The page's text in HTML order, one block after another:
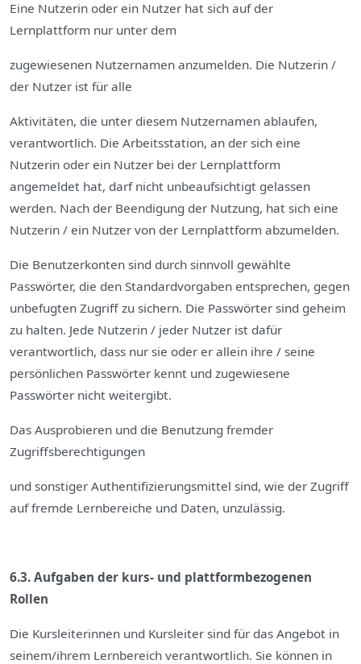
Eine Nutzerin oder ein Nutzer hat sich auf der
Lernplattform nur unter dem
zugewiesenen Nutzernamen anzumelden. Die Nutzerin /
der Nutzer ist für alle
Aktivitäten, die unter diesem Nutzernamen ablaufen,
verantwortlich. Die Arbeitsstation, an der sich eine
Nutzerin oder ein Nutzer bei der Lernplattform
angemeldet hat, darf nicht unbeaufsichtigt gelassen
werden. Nach der Beendigung der Nutzung, hat sich eine
Nutzerin / ein Nutzer von der Lernplattform abzumelden.
Die Benutzerkonten sind durch sinnvoll gewählte
Passwörter, die den Standardvorgaben entsprechen, gegen
unbefugten Zugriff zu sichern. Die Passwörter sind geheim
zu halten. Jede Nutzerin / jeder Nutzer ist dafür
verantwortlich, dass nur sie oder er allein ihre / seine
persönlichen Passwörter kennt und zugewiesene
Passwörter nicht weitergibt.
Das Ausprobieren und die Benutzung fremder
Zugriffsberechtigungen
und sonstiger Authentifizierungsmittel sind, wie der Zugriff
auf fremde Lernbereiche und Daten, unzulässig.
6.3. Aufgaben der kurs- und plattformbezogenen
Rollen
Die Kursleiterinnen und Kursleiter sind für das Angebot in
seinem/ihrem Lernbereich verantwortlich. Sie können in